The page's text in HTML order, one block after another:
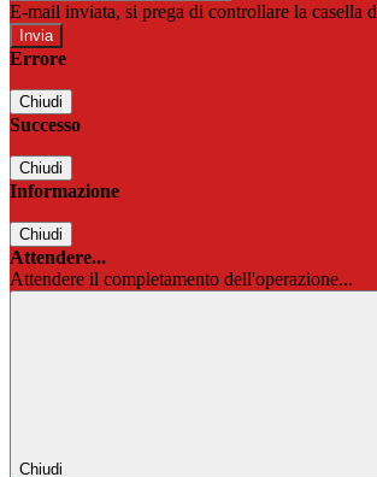
E-mail inviata, si prega di controllare la casella
Errore
Chiudi
Successo
Chiudi
Informazione
Chiudi
Attendere...
Attendere il completamento dell'operazione...
Chiudi